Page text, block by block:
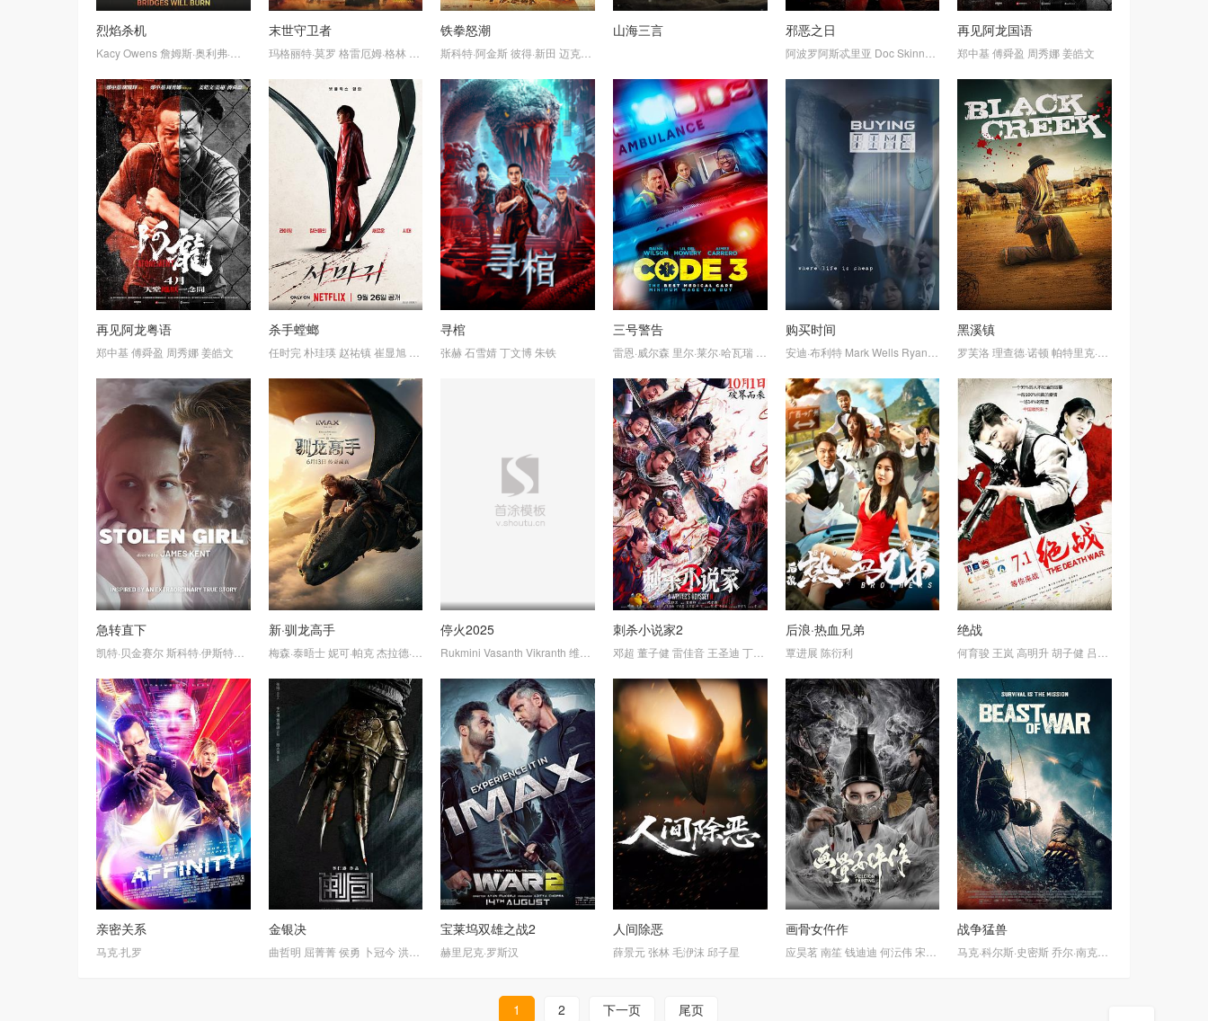
烈焰杀机
KacyOwens詹姆斯·奥利弗·惠特利 AkinaWylie
末世守卫者
玛格丽特·莫罗 格雷厄姆·格林 杰德·泰勒马修·法黑MichaelPiccirilli
铁拳怒潮
斯科特·阿金斯彼得·新田 迈克尔·科彭 加里凯恩斯盖比·加西亚 三元雅芸 小杉伦矢 樫尾笃纪横井勘介PJ·伯纳多
山海三言 邪恶之日
阿波罗阿斯忒里亚 DocSkinner 加布·埃尔南德斯
再见阿龙国语
郑中基 傅舜盈 周秀娜姜皓文
再见阿龙粤语
郑中基 傅舜盈 周秀娜姜皓文
杀手螳螂
任时完朴珪瑛 赵祐镇崔显旭 刘秀彬
寻棺
张赫石雪婧丁文博 朱铁
三号警告
雷恩·威尔森 里尔·莱尔·哈瓦瑞 艾米·卡里诺伊薇特·尼科尔·布朗佩吉·肯尼迪卡梅隆·福勒
购买时间
安迪·布利特 MarkWells Ryan EneverJamesCrawleyPaulaBoyle
黑溪镇
罗芙洛 理查德·诺顿 帕特里克·基尔帕特里克
急转直下
凯特·贝金赛尔 斯科特·伊斯特伍德 马特·克拉文安娜·戈尔佳 塔利亚·亚瑟拉夫 阿文·卡纳尼安 亚历杭德拉·霍华德罗伯特·法里奥尔乔丹·杜维尼奥 马达莱娜·瓦莱基·威廉姆斯 马西莫·麦奎因
新·驯龙高手
梅森·泰晤士妮可·帕克 杰拉德·巴特勒 尼克·弗罗斯特 加布里埃尔·豪尔 朱利安·迪尼森布朗温·詹姆斯哈里·特雷瓦尔德温默里·麦克阿瑟 彼得·塞拉菲诺威茨 纳奥米·维尔特纳露丝·科德
停火2025
Rukmini Vasanth Vikranth 维德尤特·贾姆瓦尔 Shabeer Kallarakkal Menon
刺杀小说家2
邓超 董子健 雷佳音 王圣迪 丁程鑫 王彦霖邓飞张震
后浪·热血兄弟
覃进展 陈衍利
绝战
何育骏 王岚 高明升胡子健 吕文军
亲密关系
马克·扎罗
金银决
曲哲明 屈菁菁侯勇 卜冠今 洪天照 王庆祥
宝莱坞双雄之战2
赫里尼克·罗斯汉
人间除恶
薛景元 张林毛洢沫邱子星
画骨女仵作
应昊茗南笙 钱迪迪 何沄伟 宋星翰
战争猛兽
马克·科尔斯·史密斯乔尔·南克维斯
1 2 下一页 尾页